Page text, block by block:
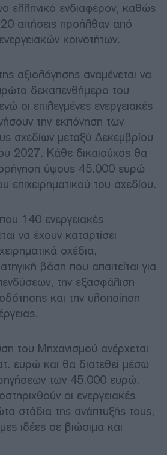
ελληνικό ενδιαφέρον, καθώς
αιτήσεις προήλθαν από
κοινοτήτων.
αξιολόγησης αναμένεται να
δεκαπενθήμερο του
οι επιλεγμένες ενεργειακές
την εκπόνηση των
σχεδίων μεταξύ Δεκεμβρίου
2027. Κάθε δικαιούχος θα
ύψους 45.000 ευρώ
επιχειρηματικού του σχεδίου.
140 ενεργειακές
να έχουν καταρτίσει
σχέδια,
βάση που απαιτείται για
την εξασφάλιση
και την υλοποίηση
του Μηχανισμού ανέρχεται
ευρώ και θα διατεθεί μέσω
των 45.000 ευρώ.
οι ενεργειακές
στάδια της ανάπτυξής τους,
ιδέες σε βιώσιμα και